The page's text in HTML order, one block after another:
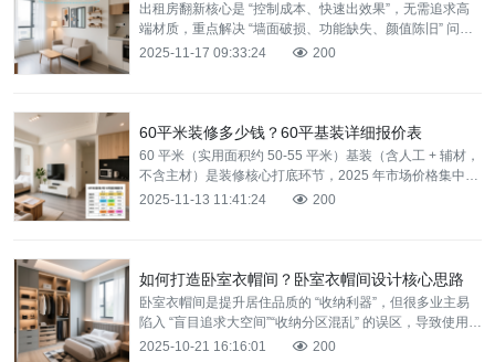
出租房翻新核心是 “控制成本、快速出效果”，无需追求高
端材质，重点解决 “墙面破损、功能缺失、颜值陈旧” 问
题。下面分享六大实用技巧，100㎡房屋翻新预算可控制
2025-11-17 09:33:24 200
60平米装修多少钱？60平基装详细报价表
60 平米（实用面积约 50-55 平米）基装（含人工 + 辅材，
不含主材）是装修核心打底环节，2025 年市场价格集中在
3.5-5 万元，主要涵盖拆改、水电
2025-11-13 11:41:24 200
如何打造卧室衣帽间？卧室衣帽间设计核心思路
卧室衣帽间是提升居住品质的 “收纳利器”，但很多业主易
陷入 “盲目追求大空间”“收纳分区混乱” 的误区，导致使用时
拿取不便。其实打造衣帽间的核心是 “适配空间、
2025-10-21 16:16:01 200